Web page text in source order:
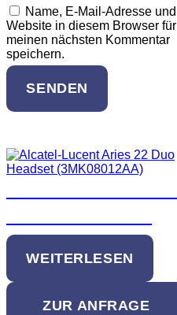
Name, E-Mail-Adresse und
Website in diesem Browser für
meinen nächsten Kommentar
speichern.
SENDEN
WEITERLESEN
ZUR ANFRAGE